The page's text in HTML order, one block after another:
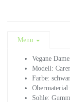
Menu
Vegane
Modell:
Farbe:
Sohle: